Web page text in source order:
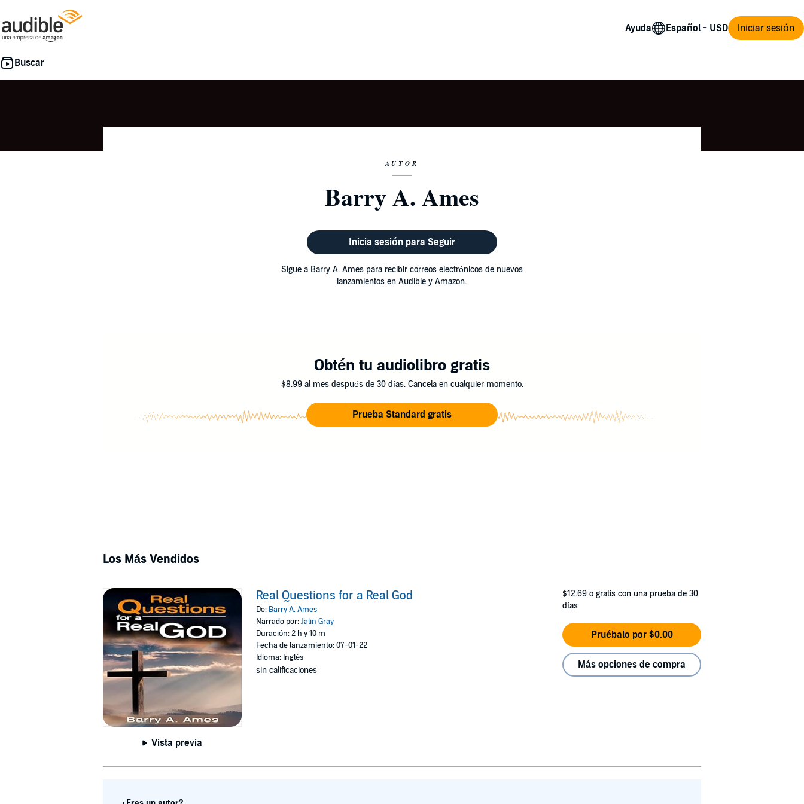
Ayuda Iniciar sesión
AUTOR
Barry A. Ames
Inicia sesión para Seguir
Sigue a Barry A. Ames para recibir correos electrónicos de nuevos
lanzamientos en Audible y Amazon.
Obtén tu audiolibro gratis
$8.99 al mes después de 30 días. Cancela en cualquier momento.
Prueba Standard gratis
Los Más Vendidos
Vista previa
Real Questions for a Real God
De: Barry A. Ames
Narrado por:Jalin Gray
Duración: 2 h y 10 m
Fecha de lanzamiento: 07-01-22
Idioma: Inglés
sin calificaciones
$12.69 o gratis con una prueba de 30
días
Pruébalo por $0.00
Más opciones de compra